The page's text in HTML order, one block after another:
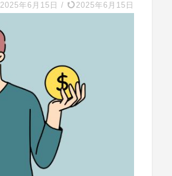
2025年6月15日 / 2025年6月15日